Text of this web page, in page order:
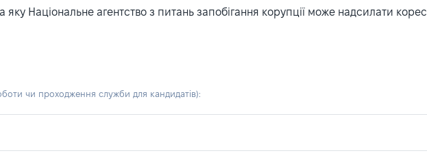
Національне агентство з питань запобігання корупції може надсилати
чи проходження служби для кандидатів):